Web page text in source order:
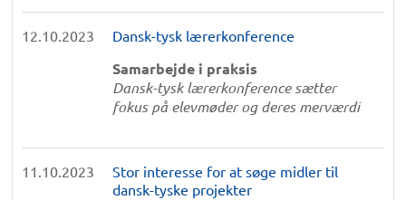
12.10.2023 Dansk-tysk lærerkonference
Samarbejde i praksis
Dansk-tysk lærerkonference sætter
fokus på elevmøder og deres merværdi
11.10.2023
Stor interesse for at søge midler til
dansk-tyske projekter